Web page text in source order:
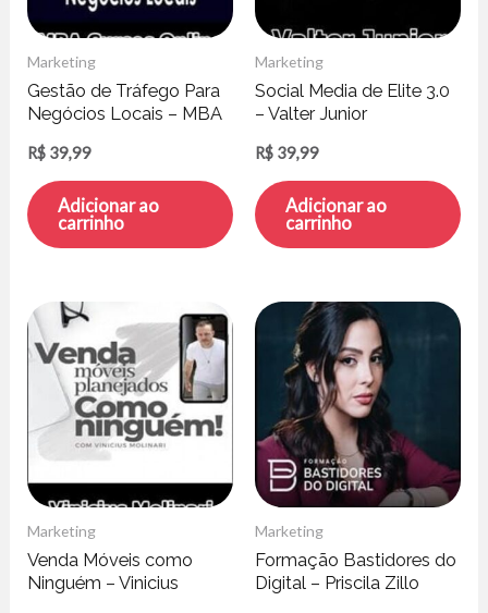
Marketing
Gestão de Tráfego Para
Negócios Locais – MBA
R$ 39,99
Adicionar ao
carrinho
Marketing
Social Media de Elite 3.0
– Valter Junior
R$ 39,99
Adicionar ao
carrinho
Marketing
Venda Móveis como
Ninguém – Vinicius
Marketing
Formação Bastidores do
Digital – Priscila Zillo